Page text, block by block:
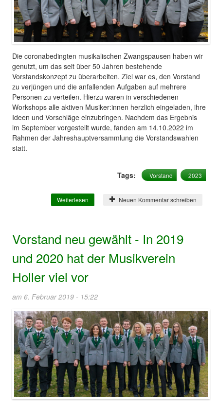
Die coronabedingten musikalischen Zwangspausen haben wir
genutzt, um das seit über 50 Jahren bestehende
Vorstandskonzept zu überarbeiten. Ziel war es, den Vorstand
zu verjüngen und die anfallenden Aufgaben auf mehrere
Personen zu verteilen. Hierzu waren in verschiedenen
Workshops alle aktiven Musiker:innen herzlich eingeladen, ihre
Ideen und Vorschläge einzubringen. Nachdem das Ergebnis
im September vorgestellt wurde, fanden am 14.10.2022 im
Rahmen der Jahreshauptversammlung die Vorstandswahlen
statt.
Tags: Vorstand 2023
Weiterlesen über Wir haben einen neuen Vorstand!
Neuen Kommentar schreiben
Vorstand neu gewählt - In 2019
und 2020 hat der Musikverein
Holler viel vor
am 6. Februar 2019 - 15:22